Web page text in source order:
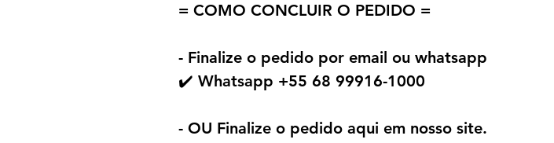
= COMO CONCLUIR O PEDIDO =
- Finalize o pedido por email ou whatsapp
✔️ Whatsapp +55 68 99916-1000
- OU Finalize o pedido aqui em nosso site.